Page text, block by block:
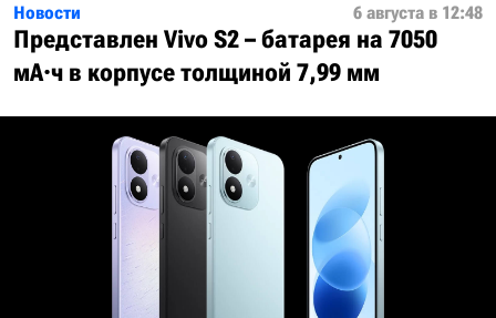
Новости 6 августа в 12:48
Представлен Vivo S2 – батарея на 7050
мА·ч в корпусе толщиной 7,99 мм